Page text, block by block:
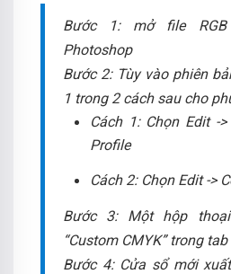
Bước 1: mở file
Photoshop
Bước 2: Tùy vào phiên
1 trong 2 cách sau cho
Cách 1: Chọn Edit -
Profile
Cách 2: Chọn Edit ->
Bước 3: Một hộp
“Custom CMYK” trong
Bước 4: Cửa sổ mới